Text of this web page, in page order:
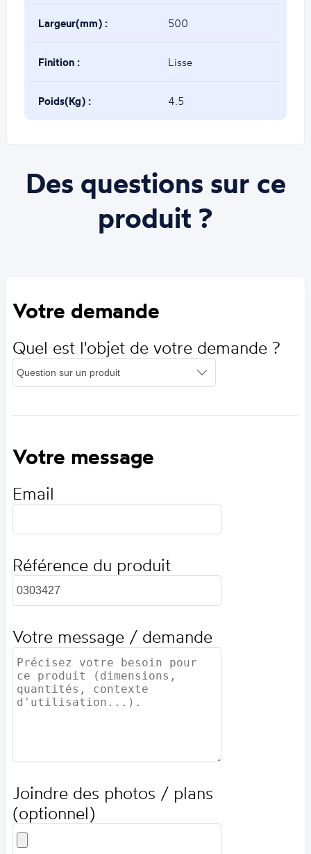
Largeur(mm) : 500
Finition : Lisse
Poids(Kg) : 4.5
Des questions sur ce
produit ?
Votre demande
Quel est l'objet de votre demande ?
Votre message
Email
Référence du produit
Votre message / demande
Joindre des photos / plans
(optionnel)